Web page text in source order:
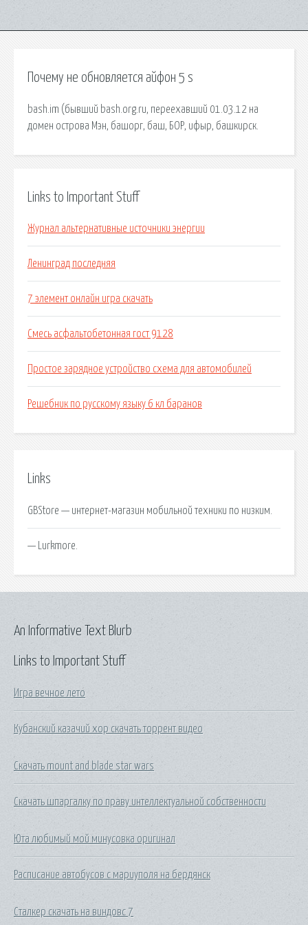
Почему не обновляется айфон 5 s
bash.im (бывший bash.org.ru, переехавший 01.03.12 на
домен острова Мэн, башорг, баш, БОР, ифыр, башкирск.
Links to Important Stuff
Журнал альтернативные источники энергии
Ленинград последняя
7 элемент онлайн игра скачать
Смесь асфальтобетонная гост 9128
Простое зарядное устройство схема для автомобилей
Решебник по русскому языку 6 кл баранов
Links
GBStore — интернет-магазин мобильной техники по низким.
— Lurkmore.
Links to Important Stuff
Игра вечное лето
Кубанский казачий хор скачать торрент видео
Скачать mount and blade star wars
Скачать шпаргалку по праву интеллектуальной собственности
Юта любимый мой минусовка оригинал
Расписание автобусов с мариуполя на бердянск
Сталкер скачать на виндовс 7
An Informative Text Blurb